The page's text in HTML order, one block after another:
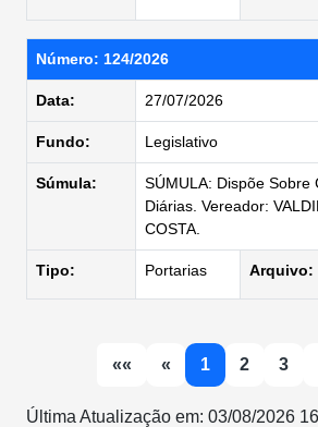
Número: 124/2026
Data: 27/07/2026
Fundo: Legislativo
Súmula:
SÚMULA: Dispõe Sobre
Diárias. Vereador:
COSTA.
Tipo: Portarias Arquivo:
«« « 1 2 3
Última Atualização em: 03/08/2026